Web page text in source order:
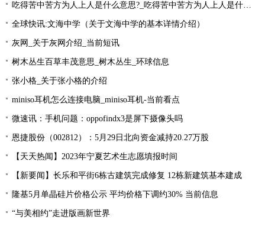
吃得苦中苦方为人上人是什么意思?_吃得苦中苦方为人上人是什么意思_每日精选
全球快讯:文海中学（关于文海中学的基本详情介绍）
灰网_关于灰网介绍_当前短讯
树木丛生百草丰茂意思_树木丛生_环球信息
张小格_关于张小格的介绍
miniso耳机怎么连接电脑_miniso耳机-当前看点
微速讯：手机问题：oppofindx3是屏下摄像头吗
恩捷股份（002812）：5月29日北向资金减持20.27万股
【天天热闻】2023年宁夏艺术生志愿填报时间
【新要闻】长乐和平街6栋古建筑完成修复 12栋新建筑基本建成
隆基5月单晶硅片价格公示 平均价格下调约30% 当前信息
“与美相约”走进版画新世界